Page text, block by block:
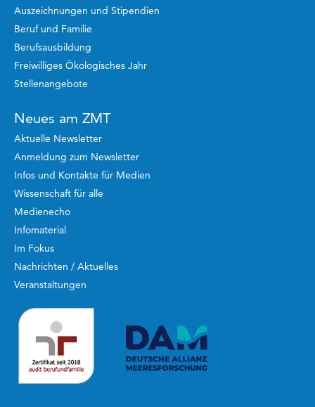
Auszeichnungen und Stipendien
Beruf und Familie
Berufsausbildung
Freiwilliges Ökologisches Jahr
Stellenangebote
Neues am ZMT
Aktuelle Newsletter
Anmeldung zum Newsletter
Infos und Kontakte für Medien
Wissenschaft für alle
Medienecho
Infomaterial
Im Fokus
Nachrichten / Aktuelles
Veranstaltungen